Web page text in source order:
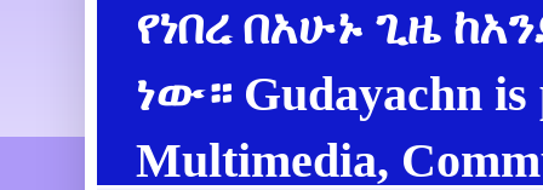
የነበረ በአሁኑ ጊዜ
ነው። Gudayachn is
Multimedia,